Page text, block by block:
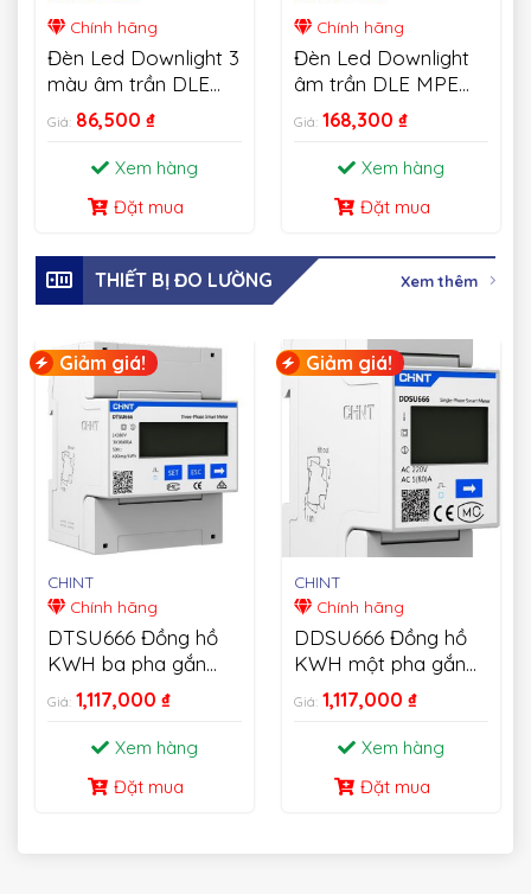
Chính hãng
Đèn Led Downlight 3
màu âm trần DLE
MPE 6W-18W
Giá: 86,500 ₫
Xem hàng
Đặt mua
Chính hãng
Đèn Led Downlight
âm trần DLE MPE
18W
Giá: 168,300 ₫
Xem hàng
Đặt mua
THIẾT BỊ ĐO LƯỜNG Xem thêm
Giảm giá!
CHINT
Chính hãng
DTSU666 Đồng hồ
KWH ba pha gắn
trên thanh Din
Giá: 1,117,000 ₫
Xem hàng
Đặt mua
Giảm giá!
CHINT
Chính hãng
DDSU666 Đồng hồ
KWH một pha gắn
trên thanh Din
Giá: 1,117,000 ₫
Xem hàng
Đặt mua